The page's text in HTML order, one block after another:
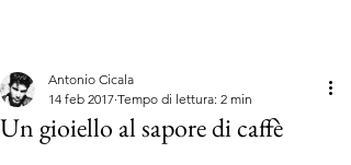
Un gioiello al sapore di caffè
Antonio Cicala
14 feb 2017 Tempo di lettura: 2 min